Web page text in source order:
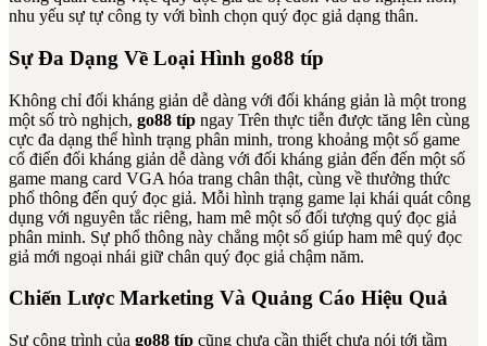
nhu yếu sự tự công ty với bình chọn quý đọc giả dạng thân.
Sự Đa Dạng Về Loại Hình go88 típ
Không chỉ đối kháng giản dễ dàng với đối kháng giản là một trong
một số trò nghịch, go88 típ ngay Trên thực tiễn được tăng lên cùng
cực đa dạng thể hình trạng phân minh, trong khoảng một số game
cổ điển đối kháng giản dễ dàng với đối kháng giản đến đến một số
game mang card VGA hóa trang chân thật, cùng về thưởng thức
phổ thông đến quý đọc giả. Mỗi hình trạng game lại khái quát công
dụng với nguyên tắc riêng, ham mê một số đối tượng quý đọc giả
phân minh. Sự phổ thông này chẳng một số giúp ham mê quý đọc
giả mới ngoại nhái giữ chân quý đọc giả chậm năm.
Chiến Lược Marketing Và Quảng Cáo Hiệu Quả
Sự công trình của go88 típ cũng chưa cần thiết chưa nói tới tầm